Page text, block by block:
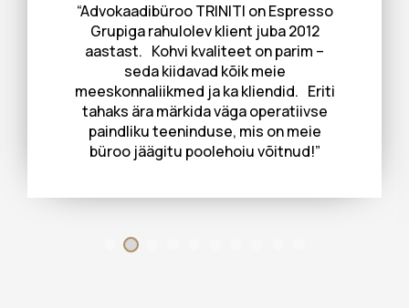
“Advokaadibüroo TRINITI on Espresso
Grupiga rahulolev klient juba 2012
aastast. Kohvi kvaliteet on parim –
seda kiidavad kõik meie
meeskonnaliikmed ja ka kliendid. Eriti
tahaks ära märkida väga operatiivse
paindliku teeninduse, mis on meie
büroo jäägitu poolehoiu võitnud!”